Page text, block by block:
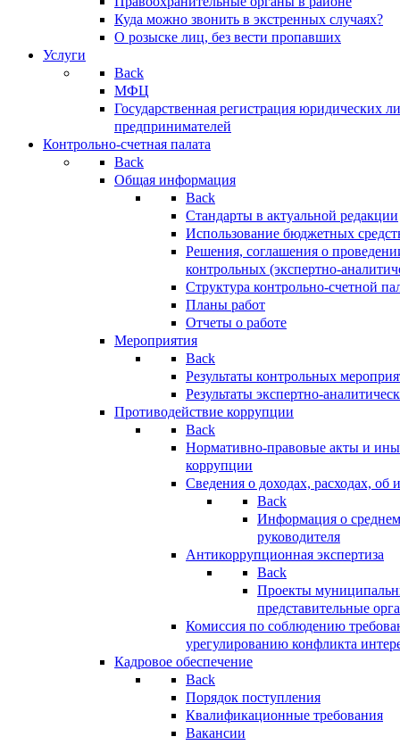
Куда можно звонить в экстренных случаях?
О розыске лиц, без вести пропавших
Услуги
Back
МФЦ
Государственная регистрация юридических
предпринимателей
Контрольно-счетная палата
Back
Общая информация
Back
Стандарты в актуальной редакции
Использование бюджетных
Решения, соглашения о
контрольных (экспертно-
Структура контрольно-счетной
Планы работ
Отчеты о работе
Мероприятия
Back
Результаты контрольных
Результаты экспертно-
Противодействие коррупции
Back
Нормативно-правовые акты и
коррупции
Сведения о доходах, расходах, об
Back
Информация о
руководителя
Антикоррупционная экспертиза
Back
Проекты
представительные
Комиссия по соблюдению
урегулированию конфликта
Кадровое обеспечение
Back
Порядок поступления
Квалификационные требования
Вакансии